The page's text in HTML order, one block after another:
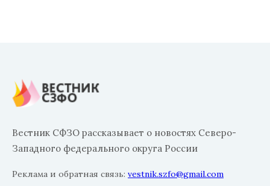
Вестник СФЗО рассказывает о новостях Северо-
Западного федерального округа России
Реклама и обратная связь: vestnik.szfo@gmail.com